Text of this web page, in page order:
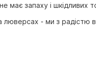
запаху і шкідливих
люверсах - ми з радістю